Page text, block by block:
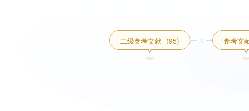
二级参考文献 (95) 参考文